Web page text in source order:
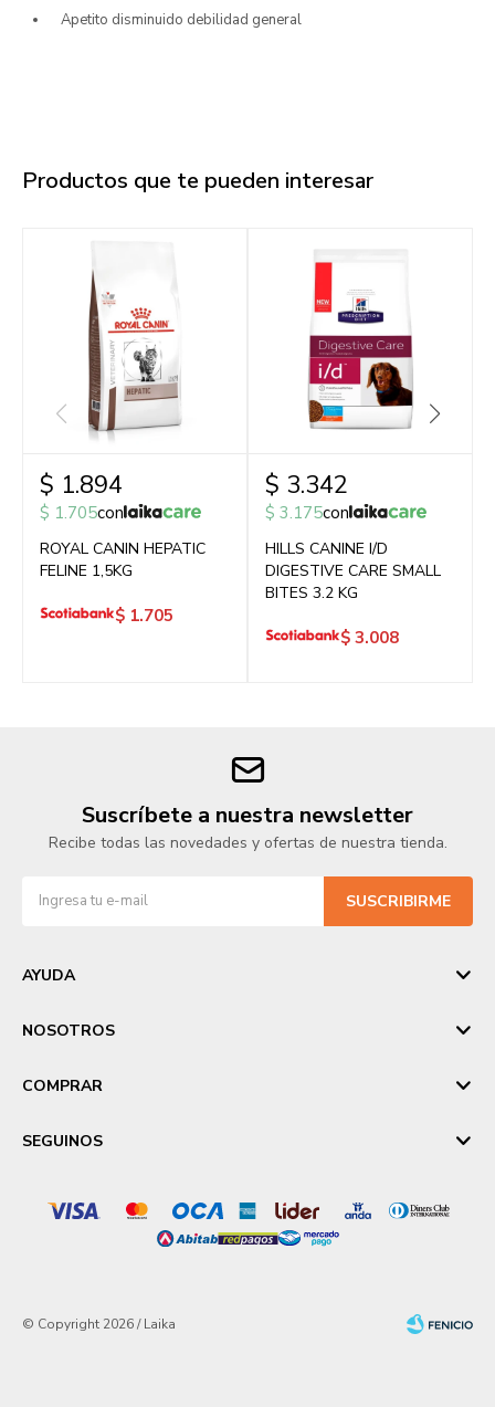
Apetito disminuido debilidad general
Productos que te pueden interesar
$ 1.894
$ 1.705con
ROYAL CANIN HEPATIC
FELINE 1,5KG
$ 1.705
$ 3.342
$ 3.175con
HILLS CANINE I/D
DIGESTIVE CARE SMALL
BITES 3.2 KG
$ 3.008
Suscríbete a nuestra newsletter
Recibe todas las novedades y ofertas de nuestra tienda.
SUSCRIBIRME
AYUDA
NOSOTROS
COMPRAR
SEGUINOS
© Copyright 2026 / Laika